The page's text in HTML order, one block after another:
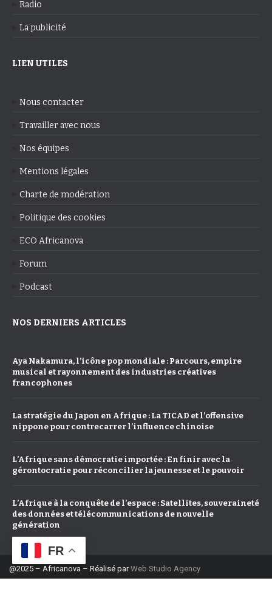
Radio
La publicité
LIEN UTILES
Nous contacter
Travailler avec nous
Nos équipes
Mentions légales
Charte de modération
Politique des cookies
ECO Africanova
Forum
Podcast
NOS DERNIERS ARTICLES
Aya Nakamura, l’icône pop mondiale : Parcours, empire
musical et rayonnement des industries créatives
francophones
La stratégie du Japon en Afrique : La TICAD et l’offensive
nippone pour contrecarrer l’influence chinoise
L’Afrique sans démocratie importée : En finir avec la
gérontocratie pour réconcilier la jeunesse et le pouvoir
L’Afrique à la conquête de l’espace : Satellites, souveraineté
des données et télécommunications de nouvelle
génération
@2025 – Africanova – Réalisé parWeb Studio Agency
FR